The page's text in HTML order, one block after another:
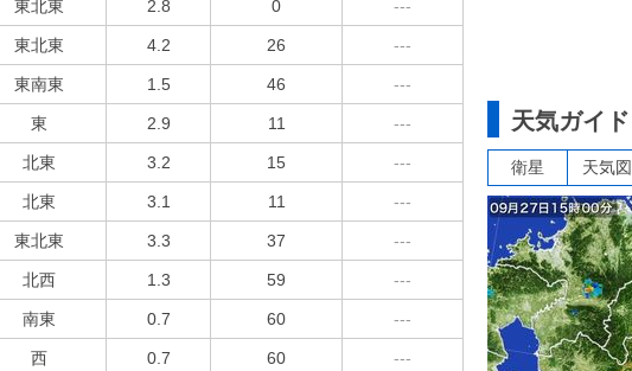
東北東 2.8 0 ---
東北東 4.2 26 ---
東南東 1.5 46 ---
東 2.9 11 ---
北東 3.2 15 ---
北東 3.1 11 ---
東北東 3.3 37 ---
北西 1.3 59 ---
南東 0.7 60 ---
西 0.7 60 ---
天気ガイド
衛星 天気図